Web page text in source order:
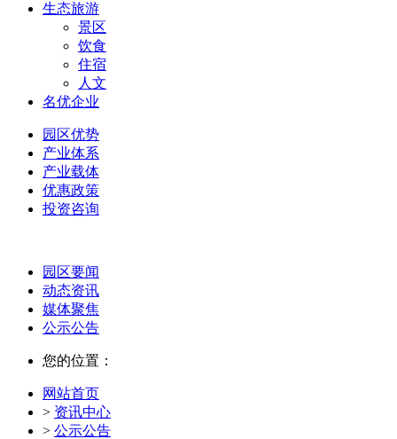
生态旅游
景区
饮食
住宿
人文
名优企业
园区优势
产业体系
产业载体
优惠政策
投资咨询
园区要闻
动态资讯
媒体聚焦
公示公告
您的位置：
网站首页
> 资讯中心
> 公示公告